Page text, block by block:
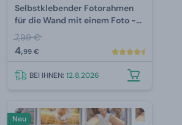
Selbstklebender Fotorahmen
für die Wand mit einem Foto -
Schwarz
7,99 €
4,99 €
BEI IHNEN:12.8.2026
Neu